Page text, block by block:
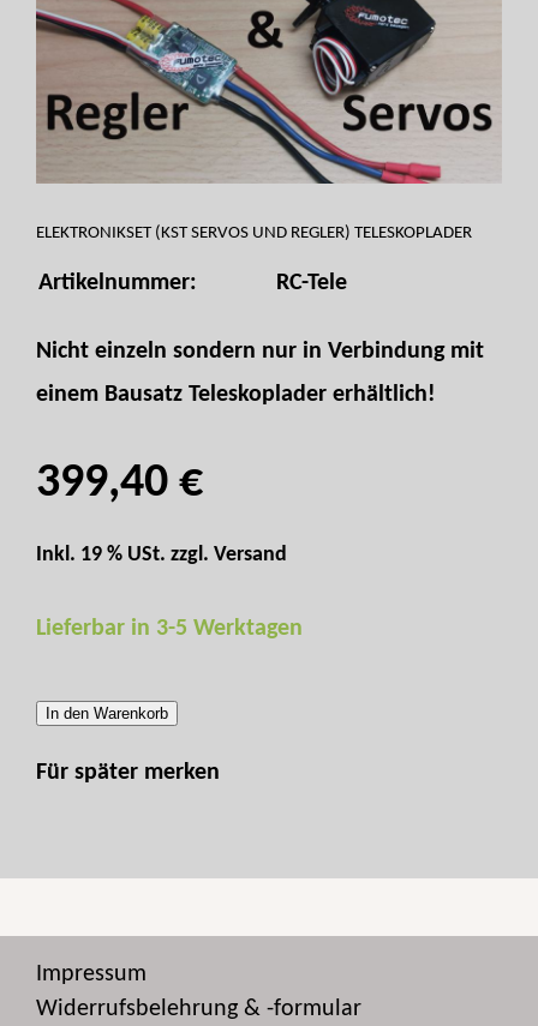
ELEKTRONIKSET (KST SERVOS UND REGLER) TELESKOPLADER
Artikelnummer: RC-Tele
Nicht einzeln sondern nur in Verbindung mit
einem Bausatz Teleskoplader erhältlich!
399,40 €
Inkl. 19 % USt. zzgl. Versand
Lieferbar in 3-5 Werktagen
In den Warenkorb
Für später merken
Impressum
Widerrufsbelehrung & -formular